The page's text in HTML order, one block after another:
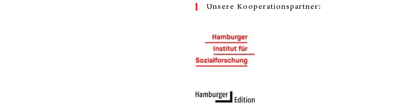
Unsere Kooperationspartner: